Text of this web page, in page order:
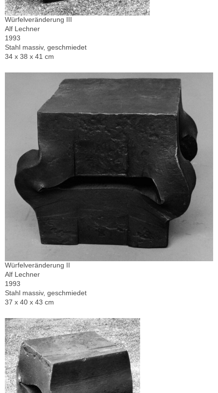
Würfelveränderung III
Alf Lechner
1993
Stahl massiv, geschmiedet
34 x 38 x 41 cm
Würfelveränderung II
Alf Lechner
1993
Stahl massiv, geschmiedet
37 x 40 x 43 cm